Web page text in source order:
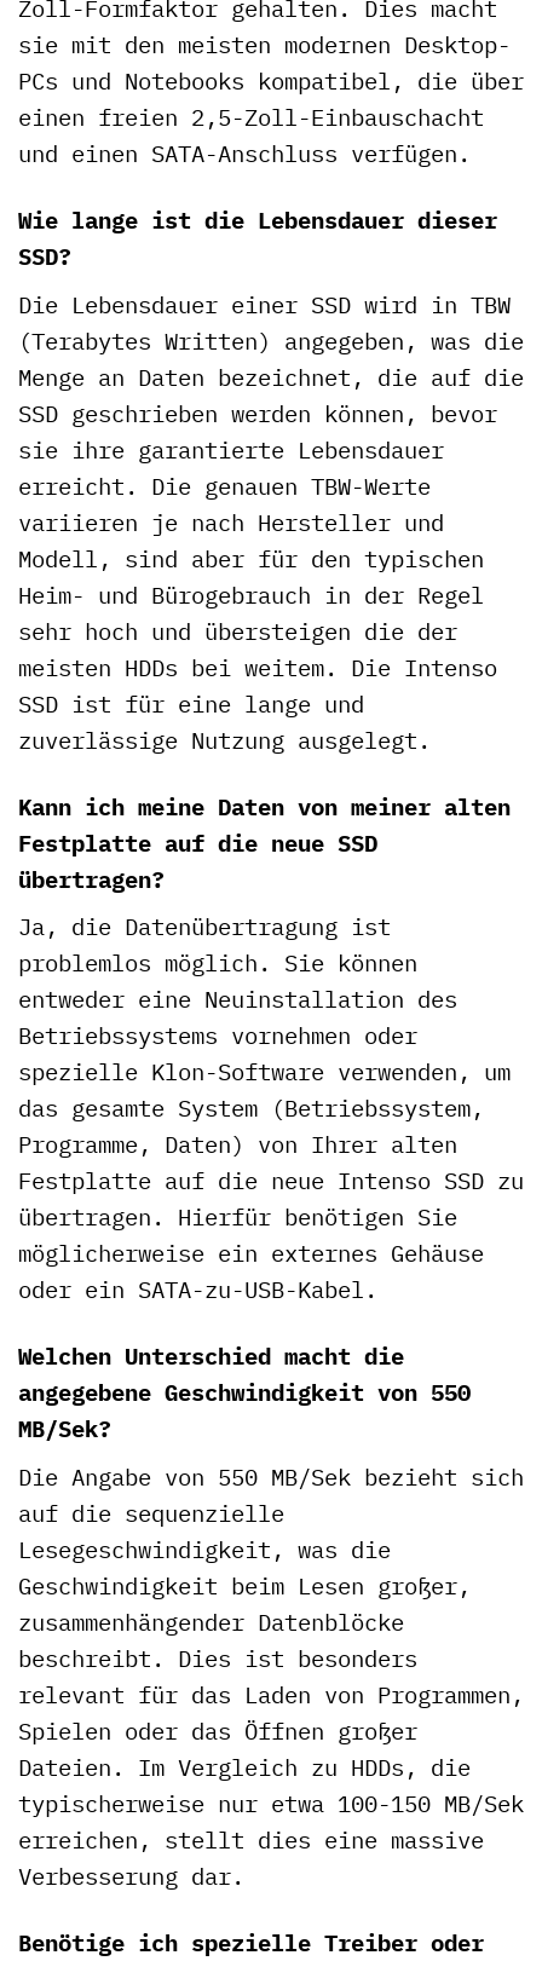
Zoll-Formfaktor gehalten. Dies macht
sie mit den meisten modernen Desktop-
PCs und Notebooks kompatibel, die über
einen freien 2,5-Zoll-Einbauschacht
und einen SATA-Anschluss verfügen.
Wie lange ist die Lebensdauer dieser
SSD?
Die Lebensdauer einer SSD wird in TBW
(Terabytes Written) angegeben, was die
Menge an Daten bezeichnet, die auf die
SSD geschrieben werden können, bevor
sie ihre garantierte Lebensdauer
erreicht. Die genauen TBW-Werte
variieren je nach Hersteller und
Modell, sind aber für den typischen
Heim- und Bürogebrauch in der Regel
sehr hoch und übersteigen die der
meisten HDDs bei weitem. Die Intenso
SSD ist für eine lange und
zuverlässige Nutzung ausgelegt.
Kann ich meine Daten von meiner alten
Festplatte auf die neue SSD
übertragen?
Ja, die Datenübertragung ist
problemlos möglich. Sie können
entweder eine Neuinstallation des
Betriebssystems vornehmen oder
spezielle Klon-Software verwenden, um
das gesamte System (Betriebssystem,
Programme, Daten) von Ihrer alten
Festplatte auf die neue Intenso SSD zu
übertragen. Hierfür benötigen Sie
möglicherweise ein externes Gehäuse
oder ein SATA-zu-USB-Kabel.
Welchen Unterschied macht die
angegebene Geschwindigkeit von 550
MB/Sek?
Die Angabe von 550 MB/Sek bezieht sich
auf die sequenzielle
Lesegeschwindigkeit, was die
Geschwindigkeit beim Lesen großer,
zusammenhängender Datenblöcke
beschreibt. Dies ist besonders
relevant für das Laden von Programmen,
Spielen oder das Öffnen großer
Dateien. Im Vergleich zu HDDs, die
typischerweise nur etwa 100-150 MB/Sek
erreichen, stellt dies eine massive
Verbesserung dar.
Benötige ich spezielle Treiber oder